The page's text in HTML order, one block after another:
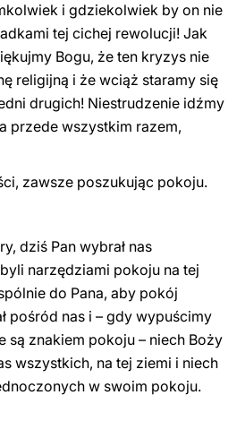
i gdziekolwiek by on nie
tej cichej rewolucji! Jak
Bogu, że ten kryzys nie
religijną i że wciąż staramy się
drugich! Niestrudzenie idźmy
przede wszystkim razem,
zawsze poszukując pokoju.
dziś Pan wybrał nas
narzędziami pokoju na tej
do Pana, aby pokój
pośród nas i – gdy wypuścimy
są znakiem pokoju – niech Boży
wszystkich, na tej ziemi i niech
w swoim pokoju.